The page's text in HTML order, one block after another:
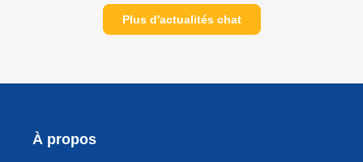
Plus d'actualités chat
À propos